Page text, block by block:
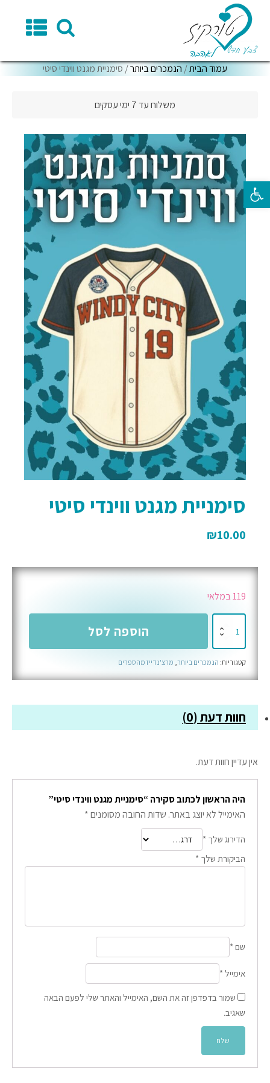
פתח סרגל נגישות
עמוד הבית/ הנמכרים ביותר/ סימניית מגנט ווינדי סיטי
משלוח עד 7 ימי עסקים
סימניית מגנט ווינדי סיטי
₪10.00
119 במלאי
מגנט
ווינדי
הוספה לסל
קטגוריות: הנמכרים ביותר, מרצ'נדייז מהספרים
חוות דעת (0)
אין עדיין חוות דעת.
היה הראשון לכתוב סקירה “סימניית מגנט ווינדי סיטי”
האימייל לא יוצג באתר. שדות החובה מסומנים*
הדירוג שלך *
הביקורת שלך *
שם *
אימייל *
שמור בדפדפן זה את השם, האימייל והאתר שלי לפעם הבאה
שאגיב.